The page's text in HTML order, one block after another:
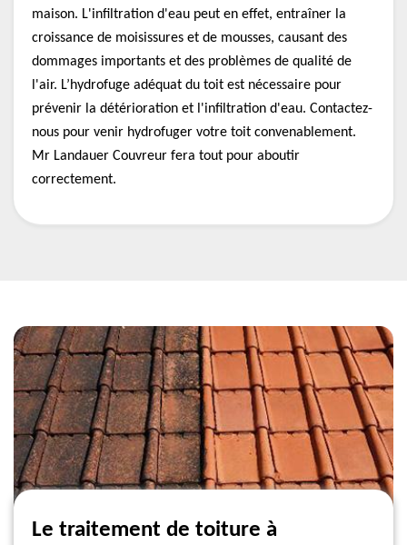
maison. L'infiltration d'eau peut en effet, entraîner la
croissance de moisissures et de mousses, causant des
dommages importants et des problèmes de qualité de
l'air. L’hydrofuge adéquat du toit est nécessaire pour
prévenir la détérioration et l'infiltration d'eau. Contactez-
nous pour venir hydrofuger votre toit convenablement.
Mr Landauer Couvreur fera tout pour aboutir
correctement.
Le traitement de toiture à